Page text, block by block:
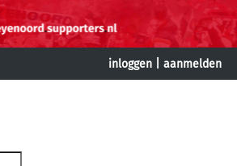
inloggen aanmelden